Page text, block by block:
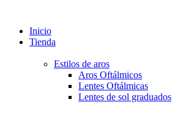
Inicio
Tienda
Estilos de aros
Aros Oftálmicos
Lentes Oftálmicas
Lentes de sol graduados